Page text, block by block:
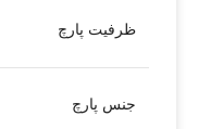
ظرفیت پارچ
جنس پارچ